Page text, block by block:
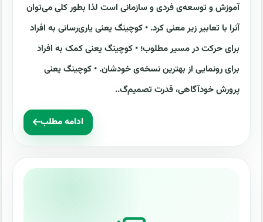
آموزش و توسعه‌ی فردی و سازمانی است لذا بطور کلی می‌توان
آنرا با تعابیر زیر معنی کرد. • کوچینگ یعنی یاری‌رسانی به افراد
برای حرکت در مسیر مطلوب؛ • کوچینگ یعنی کمک به افراد
برای رونمایی از بهترین نسخه‌ی خودشان. • کوچینگ یعنی
پرورش خودآگاهی، قدرت تصمیم‌گ..
ادامه مطلب